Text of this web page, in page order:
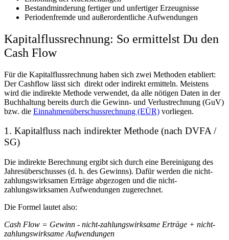
Bestandminderung fertiger und unfertiger Erzeugnisse
Periodenfremde und außerordentliche Aufwendungen
Kapitalflussrechnung: So ermittelst Du den
Cash Flow
Für die Kapitalflussrechnung haben sich zwei Methoden etabliert:
Der Cashflow lässt sich direkt oder indirekt ermitteln. Meistens
wird die indirekte Methode verwendet, da alle nötigen Daten in der
Buchhaltung bereits durch die Gewinn- und Verlustrechnung (GuV)
bzw. die Einnahmenüberschussrechnung (EÜR) vorliegen.
1. Kapitalfluss nach indirekter Methode (nach DVFA /
SG)
Die indirekte Berechnung ergibt sich durch eine Bereinigung des
Jahresüberschusses (d. h. des Gewinns). Dafür werden die nicht-
zahlungswirksamen Erträge abgezogen und die nicht-
zahlungswirksamen Aufwendungen zugerechnet.
Die Formel lautet also:
Cash Flow = Gewinn - nicht-zahlungswirksame Erträge + nicht-
zahlungswirksame Aufwendungen